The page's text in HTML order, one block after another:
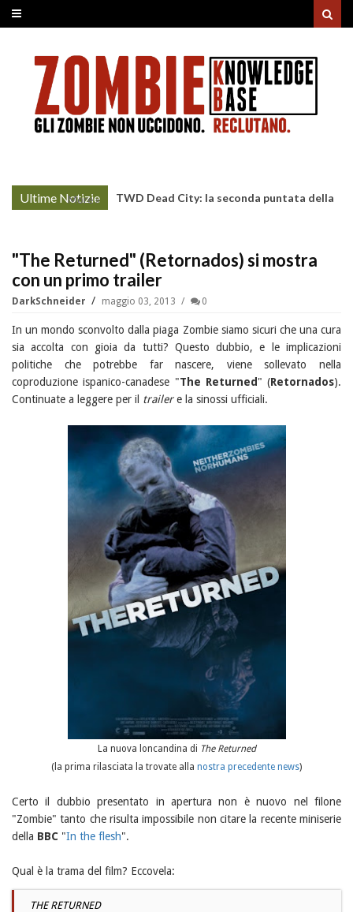
Ultime Notizie
More »
TWD Dead City: la seconda puntata della
"The Returned" (Retornados) si mostra
con un primo trailer
DarkSchneider maggio 03, 2013 0
In un mondo sconvolto dalla piaga Zombie siamo sicuri che una cura
sia accolta con gioia da tutti? Questo dubbio, e le implicazioni
politiche che potrebbe far nascere, viene sollevato nella
coproduzione ispanico-canadese "The Returned" (Retornados).
Continuate a leggere per il trailere la sinossi ufficiali.
La nuova loncandina di The Returned
(la prima rilasciata la trovate alla nostra precedente news)
Certo il dubbio presentato in apertura non è nuovo nel filone
"Zombie" tanto che risulta impossibile non citare la recente miniserie
della BBC "In the flesh".
Qual è la trama del film? Eccovela:
THE RETURNED